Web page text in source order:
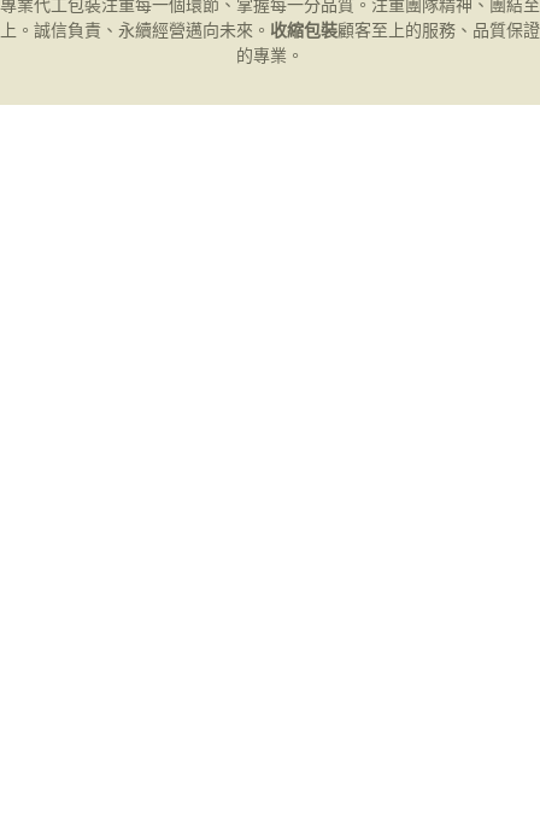
專業代工包裝注重每一個環節、掌握每一分品質。注重團隊精神、團結至
上。誠信負責、永續經營邁向未來。 收縮包裝顧客至上的服務、品質保證
的專業。